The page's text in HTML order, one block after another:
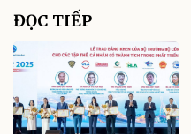
ĐỌC TIẾP